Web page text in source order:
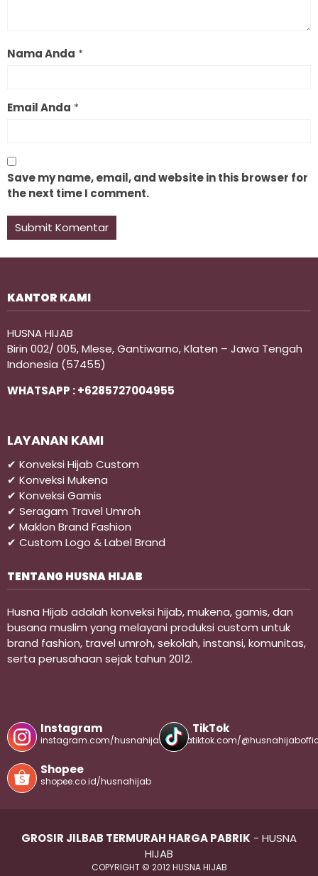
Nama Anda *
Email Anda *
Save my name, email, and website in this browser for
the next time I comment.
KANTOR KAMI
HUSNA HIJAB
Birin 002/ 005, Mlese, Gantiwarno, Klaten – Jawa Tengah
Indonesia (57455)
WHATSAPP : +6285727004955
LAYANAN KAMI
✔ Konveksi Hijab Custom
✔ Konveksi Mukena
✔ Konveksi Gamis
✔ Seragam Travel Umroh
✔ Maklon Brand Fashion
✔ Custom Logo & Label Brand
TENTANG HUSNA HIJAB
Husna Hijab adalah konveksi hijab, mukena, gamis, dan
busana muslim yang melayani produksi custom untuk
brand fashion, travel umroh, sekolah, instansi, komunitas,
serta perusahaan sejak tahun 2012.
Instagram
instagram.com/husnahijabofficial
TikTok
tiktok.com/
Shopee
shopee.co.id/husnahijab
GROSIR JILBAB TERMURAH HARGA PABRIK - HUSNA
HIJAB
COPYRIGHT © 2012 HUSNA HIJAB